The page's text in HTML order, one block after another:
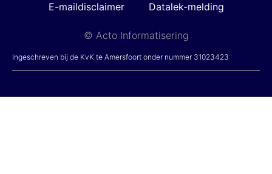
E-maildisclaimer
Datalek-melding
© Acto Informatisering
Ingeschreven bij de KvK te Amersfoort onder nummer 31023423